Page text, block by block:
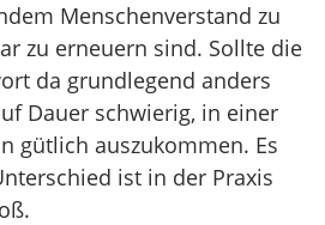
Menschenverstand zu
zu erneuern sind. Sollte die
da grundlegend anders
Dauer schwierig, in einer
gütlich auszukommen. Es
ist in der Praxis